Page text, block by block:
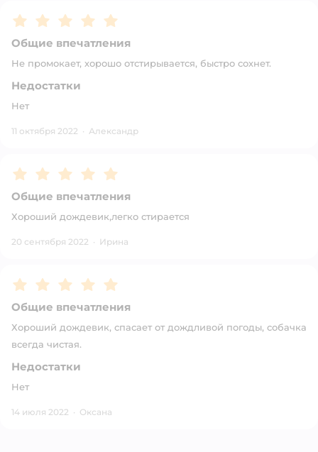
Рейтинг:5
Общие впечатления
Не промокает, хорошо отстирывается, быстро сохнет.
Недостатки
Нет
11 октября 2022 · Александр
Рейтинг:5
Общие впечатления
Хороший дождевик,легко стирается
20 сентября 2022 · Ирина
Рейтинг:5
Общие впечатления
Хороший дождевик, спасает от дождливой погоды, собачка
всегда чистая.
Недостатки
Нет
14 июля 2022 · Оксана